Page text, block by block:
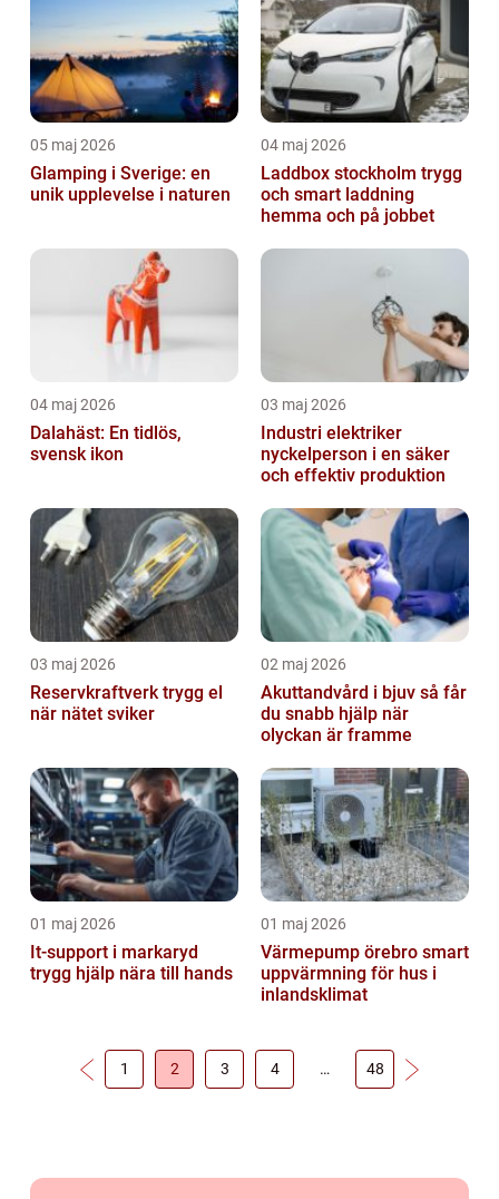
05 maj 2026
Glamping i Sverige: en
unik upplevelse i naturen
04 maj 2026
Laddbox stockholm trygg
och smart laddning
hemma och på jobbet
04 maj 2026
Dalahäst: En tidlös,
svensk ikon
03 maj 2026
Industri elektriker
nyckelperson i en säker
och effektiv produktion
03 maj 2026
Reservkraftverk trygg el
när nätet sviker
02 maj 2026
Akuttandvård i bjuv så får
du snabb hjälp när
olyckan är framme
01 maj 2026
It-support i markaryd
trygg hjälp nära till hands
01 maj 2026
Värmepump örebro smart
uppvärmning för hus i
inlandsklimat
1 2 3 4 … 48